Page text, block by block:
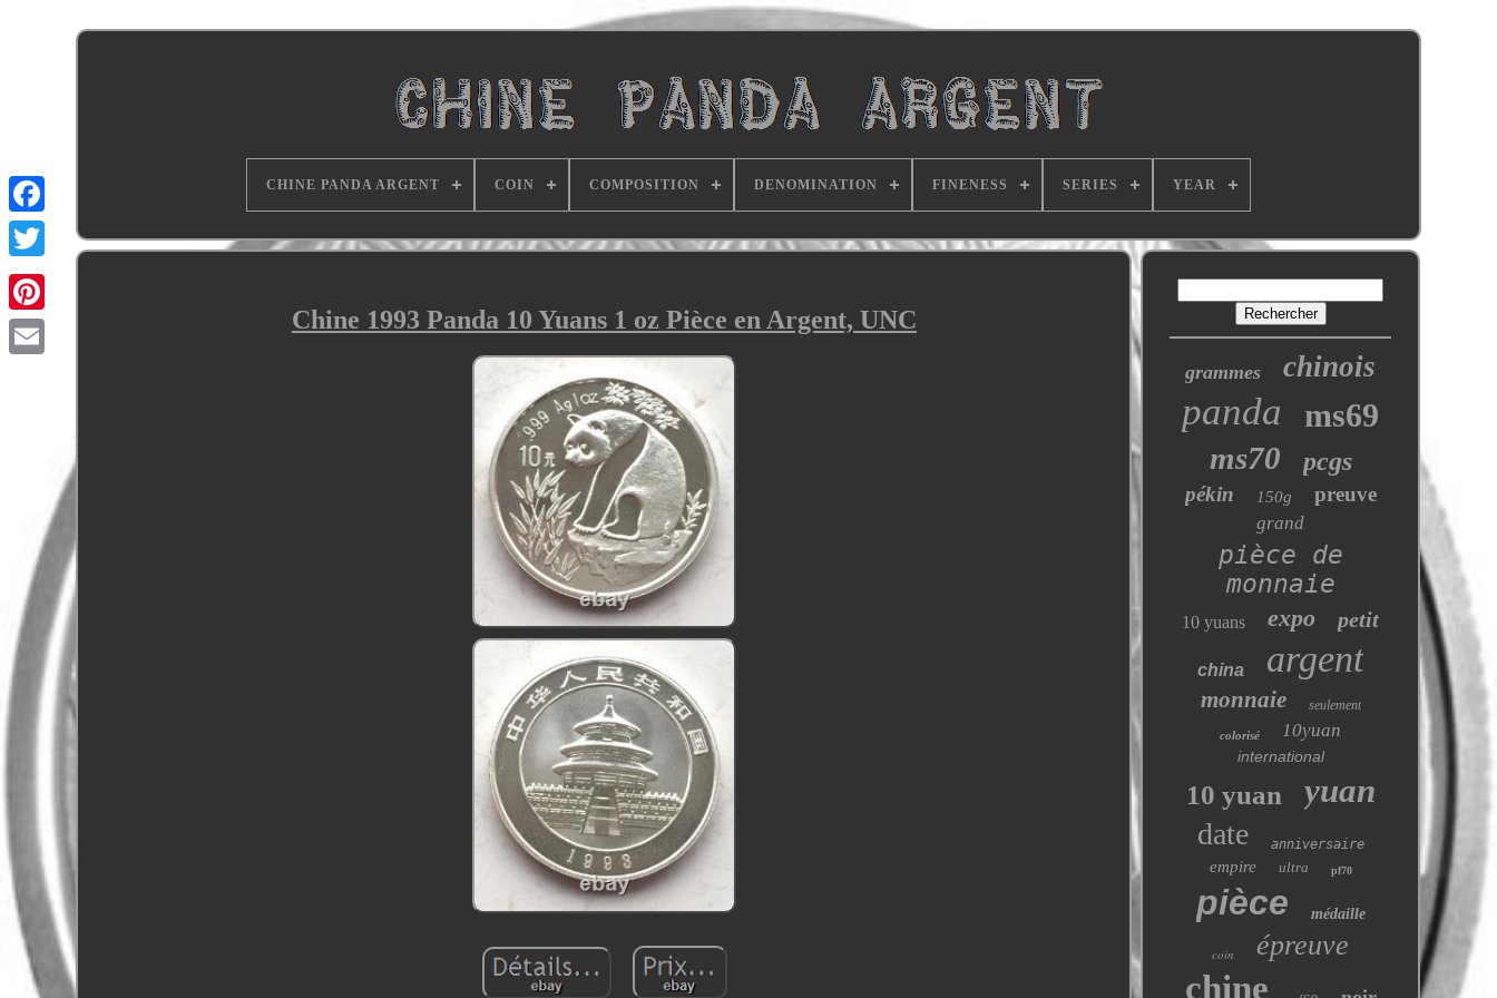
CHINE PANDA ARGENT COIN COMPOSITION DENOMINATION FINENESS SERIES YEAR
Chine 1993 Panda 10 Yuans 1 oz Pièce en Argent, UNC
grammes chinois
panda ms69
ms70 pcgs
pékin 150g preuve
grand
pièce de
monnaie
10 yuans expo petit
china argent
monnaie seulement
colorisé 10yuan
international
10 yuan yuan
date anniversaire
empire ultra pf70
pièce médaille
coin épreuve
chine